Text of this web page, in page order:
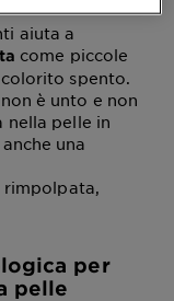
aiuta a
come piccole
spento.
è unto e non
nella pelle in
una
rimpolpata,
per
pelle